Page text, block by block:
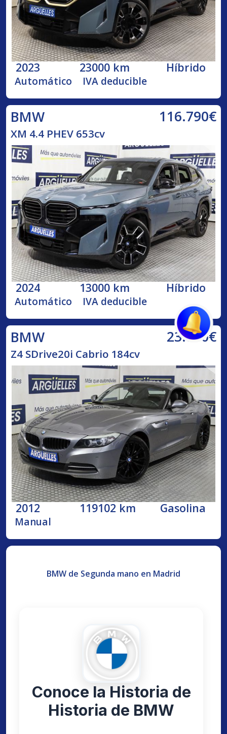
2023 23000 km Híbrido
Automático IVA deducible
BMW 116.790€
XM 4.4 PHEV 653cv
2024 13000 km Híbrido
Automático IVA deducible
BMW 23.800€
Z4 SDrive20i Cabrio 184cv
2012 119102 km Gasolina
Manual
BMW de Segunda mano en Madrid
Conoce la Historia de
Historia de BMW